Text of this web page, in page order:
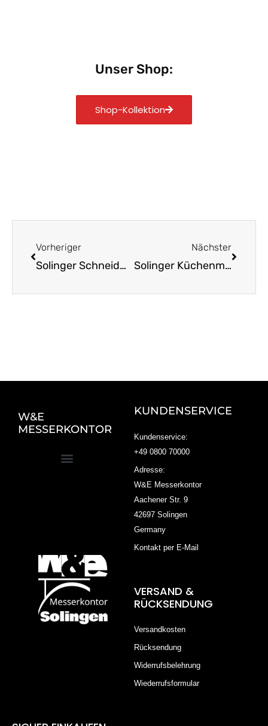
Unser Shop:
Shop-Kollektion
Vorheriger
Solinger Schneidwaren: Tradition trifft auf Innovation
Nächster
Solinger Küchenmesser: Must-Have für jede Küche
W&E
MESSERKONTOR
KUNDENSERVICE
Kundenservice:
+49 0800 70000
Adresse:
W&E Messerkontor
Aachener Str. 9
42697 Solingen
Germany
Kontakt per E-Mail
VERSAND &
RÜCKSENDUNG
Versandkosten
Rücksendung
Widerrufsbelehrung
Wiederrufsformular